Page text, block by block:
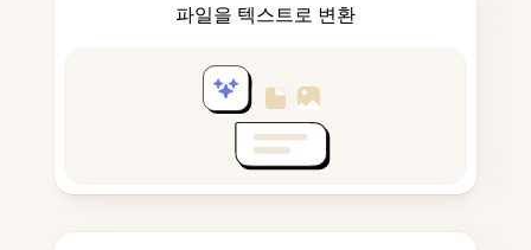
파일을 텍스트로 변환